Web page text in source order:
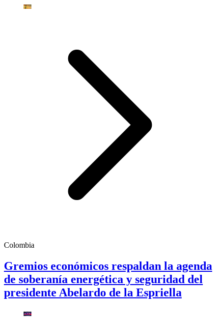
Colombia
Gremios económicos respaldan la agenda
de soberanía energética y seguridad del
presidente Abelardo de la Espriella